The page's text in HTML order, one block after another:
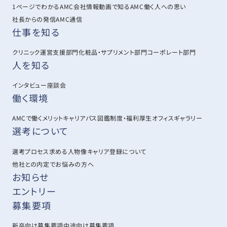
1ページでわかるAMC会社情報動画で知るAMC働く人への思い
社長からの発信AMC通信
仕事を知る
クリニック運営支援部門化粧品・サプリメント部門コーポレート部門
人を知る
インタビュー座談会
働く環境
AMCで働くメリットキャリアパス図鑑制度・福利厚生オフィスギャラリー
選考について
選考プロセス求める人物像キャリア登録について
他社との内定でお悩みの方へ
お知らせ
エントリー
募集要項
新卒向け募集要項中途向け募集要項